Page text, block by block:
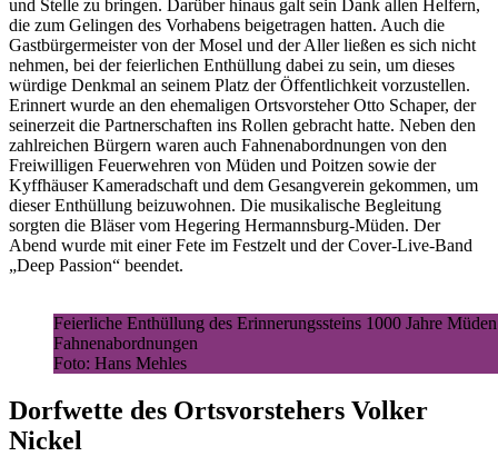
und Stelle zu bringen. Darüber hinaus galt sein Dank allen Helfern,
die zum Gelingen des Vorhabens beigetragen hatten. Auch die
Gastbürgermeister von der Mosel und der Aller ließen es sich nicht
nehmen, bei der feierlichen Enthüllung dabei zu sein, um dieses
würdige Denkmal an seinem Platz der Öffentlichkeit vorzustellen.
Erinnert wurde an den ehemaligen Ortsvorsteher Otto Schaper, der
seinerzeit die Partnerschaften ins Rollen gebracht hatte. Neben den
zahlreichen Bürgern waren auch Fahnenabordnungen von den
Freiwilligen Feuerwehren von Müden und Poitzen sowie der
Kyffhäuser Kameradschaft und dem Gesangverein gekommen, um
dieser Enthüllung beizuwohnen. Die musikalische Begleitung
sorgten die Bläser vom Hegering Hermannsburg-Müden. Der
Abend wurde mit einer Fete im Festzelt und der Cover-Live-Band
„Deep Passion“ beendet.
Feierliche Enthüllung des Erinnerungssteins 1000 Jahre
Fahnenabordnungen
Foto: Hans Mehles
Dorfwette des Ortsvorstehers Volker
Nickel